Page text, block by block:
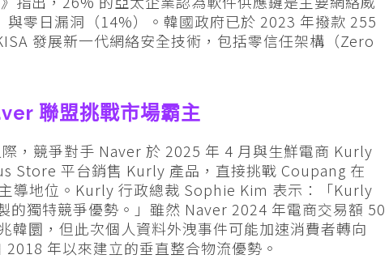
零日漏洞（14%）。韓國政府已於 2023 年撥款 255
發展新一代網絡安全技術，包括零信任架構（Zero
聯盟挑戰市場霸主
，競爭對手 Naver 於 2025 年 4 月與生鮮電商 Kurly
Store 平台銷售 Kurly 產品，直接挑戰 Coupang 在
導地位。Kurly 行政總裁 Sophie Kim 表示：「Kurly
的獨特競爭優勢。」雖然 Naver 2024 年電商交易額 50
韓圜，但此次個人資料外洩事件可能加速消費者轉向
年以來建立的垂直整合物流優勢。